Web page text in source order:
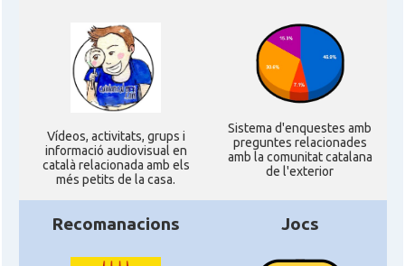
Ví­deos, activitats, grups i
informació audiovisual en
català relacionada amb els
més petits de la casa.
Sistema d'enquestes amb
preguntes relacionades
amb la comunitat catalana
de l'exterior
Recomanacions Jocs